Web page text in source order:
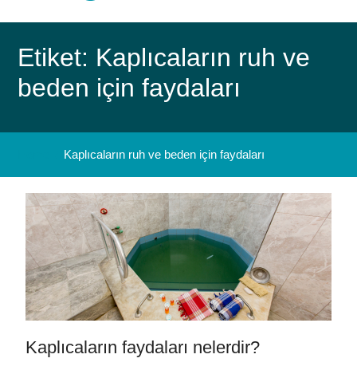
Etiket: Kaplıcaların ruh ve
beden için faydaları
Kaplıcaların ruh ve beden için faydaları
Kaplıcaların faydaları nelerdir?